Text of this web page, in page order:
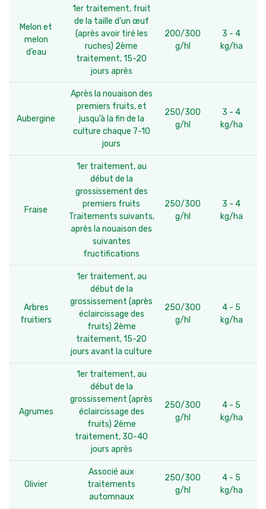
Melon et
melon
d’eau
1er traitement, fruit
de la taille d’un œuf
(après avoir tiré les
ruches) 2ème
traitement, 15-20
jours après
200/300
g/hl
3 - 4
kg/ha
Aubergine
Après la nouaison des
premiers fruits, et
jusqu’à la fin de la
culture chaque 7-10
jours
250/300
g/hl
3 - 4
kg/ha
Fraise
1er traitement, au
début de la
grossissement des
premiers fruits
Traitements suivants,
après la nouaison des
suivantes
fructifications
250/300
g/hl
3 - 4
kg/ha
Arbres
fruitiers
1er traitement, au
début de la
grossissement (après
éclaircissage des
fruits) 2ème
traitement, 15-20
jours avant la culture
250/300
g/hl
4 - 5
kg/ha
Agrumes
1er traitement, au
début de la
grossissement (après
éclaircissage des
fruits) 2ème
traitement, 30-40
jours après
250/300
g/hl
4 - 5
kg/ha
Olivier
Associé aux
traitements
automnaux
250/300
g/hl
4 - 5
kg/ha